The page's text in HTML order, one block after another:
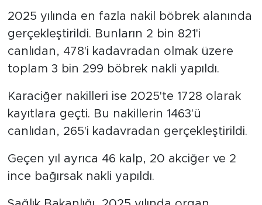
2025 yılında en fazla nakil böbrek alanında
gerçekleştirildi. Bunların 2 bin 821'i
canlıdan, 478'i kadavradan olmak üzere
toplam 3 bin 299 böbrek nakli yapıldı.
Karaciğer nakilleri ise 2025'te 1728 olarak
kayıtlara geçti. Bu nakillerin 1463'ü
canlıdan, 265'i kadavradan gerçekleştirildi.
Geçen yıl ayrıca 46 kalp, 20 akciğer ve 2
ince bağırsak nakli yapıldı.